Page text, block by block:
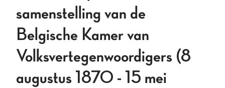
samenstelling van de
Belgische Kamer van
Volksvertegenwoordigers (8
augustus 1870 - 15 mei